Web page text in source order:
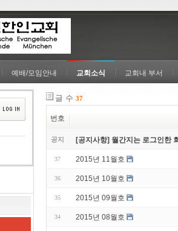
예배/모임안내 교회소식 교회내 부서
글 수 37
번호
공지 [공지사항] 월간지는 로그인한
37 2015년 11월호
36 2015년 10월호
35 2015년 09월호
34 2015년 08월호